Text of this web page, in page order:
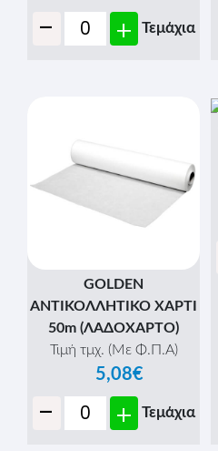
- + Τεμάχια
GOLDEN
ΑΝΤΙΚΟΛΛΗΤΙΚΟ ΧΑΡΤΙ
50m (ΛΑΔΟΧΑΡΤΟ)
Τιμή τμχ. (Με Φ.Π.Α)
5,08€
- + Τεμάχια